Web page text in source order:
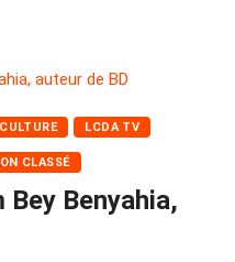
CULTURE LCDA TV
CLASSÉ
Benyahia,